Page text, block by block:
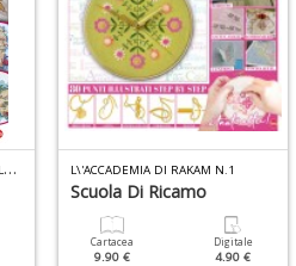
P
ROFILO PUNTO CROCE SPECIALE N.1
L\'ACCADEMIA DI RAKAM N.1
Scuola Di Ricamo
Cartacea
9.90 €
Digitale
4.90 €